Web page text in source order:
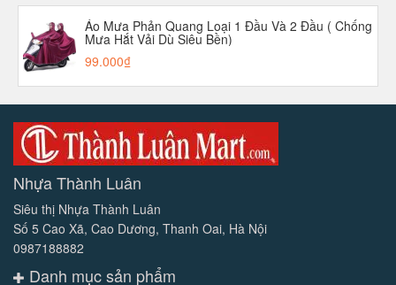
Áo Mưa Phản Quang Loại 1 Đầu Và 2 Đầu ( Chống
Mưa Hắt Vải Dù Siêu Bền)
99.000₫
Nhựa Thành Luân
Siêu thị Nhựa Thành Luân
Số 5 Cao Xã, Cao Dương, Thanh Oai, Hà Nội
0987188882
Danh mục sản phẩm